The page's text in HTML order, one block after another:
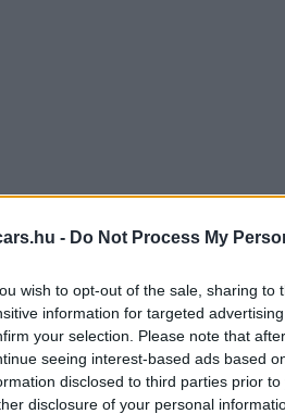
- Do Not Process My
wish to opt-out of the sale, sharing
information for targeted
your selection. Please note that
seeing interest-based ads based
disclosed to third parties prior
disclosure of your personal